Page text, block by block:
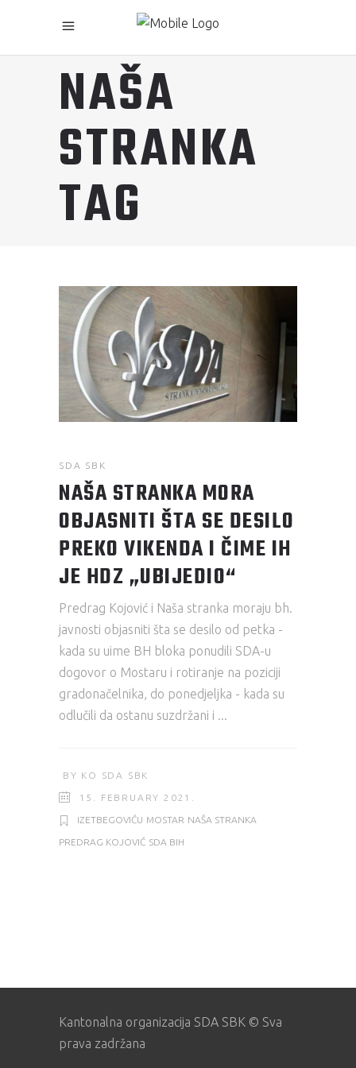
NAŠA
STRANKA
TAG
SDA SBK
NAŠA STRANKA MORA
OBJASNITI ŠTA SE DESILO
PREKO VIKENDA I ČIME IH
JE HDZ „UBIJEDIO“
Predrag Kojović i Naša stranka moraju bh.
javnosti objasniti šta se desilo od petka -
kada su uime BH bloka ponudili SDA-u
dogovor o Mostaru i rotiranje na poziciji
gradonačelnika, do ponedjeljka - kada su
odlučili da ostanu suzdržani i
BY KO SDA SBK
15. FEBRUARY 2021.
IZETBEGOVIĆU MOSTAR NAŠA STRANKA
PREDRAG KOJOVIĆ SDA BIH
Kantonalna organizacija SDA SBK © Sva
prava zadržana